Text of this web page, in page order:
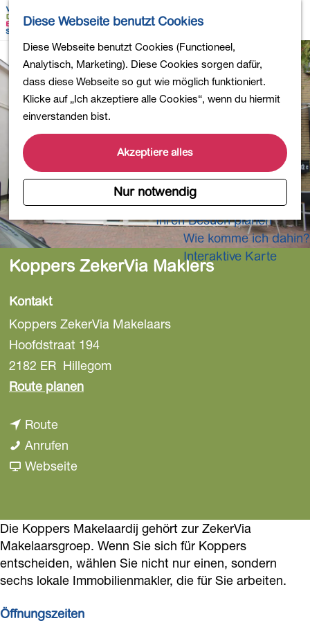
Diese Webseite benutzt Cookies
Diese Webseite benutzt Cookies (Functioneel,
Analytisch, Marketing). Diese Cookies sorgen dafür,
dass diese Webseite so gut wie möglich funktioniert.
Klicke auf „Ich akzeptiere alle Cookies“, wenn du hiermit
einverstanden bist.
Akzeptiere alles
Nur notwendig
e
e
z
u
r
H
K
r
t
e
S
c
h
e
n
e
n
ü
Einkaufen
Essen und Trinken
Kinderaktivitäten
In die Natur
Polder und Seen
Museen und mehr
Aktiv und gesund
4-Tage-Wanderung
Übernachtungen
Ihren Besuch planen
Wie komme ich dahin?
Interaktive Karte
Koppers ZekerVia Maklers
Kontakt
Koppers ZekerVia Makelaars
Hoofdstraat 194
2182 ER Hillegom
Route planenb
e
r
s
e
Routeb
i
s
p
p
e
r
s
Anrufen
o
e
r
s
Z
e
Webseitea
o
p
p
e
r
Die Koppers Makelaardij gehört zur ZekerVia
Makelaarsgroep. Wenn Sie sich für Koppers
entscheiden, wählen Sie nicht nur einen, sondern
sechs lokale Immobilienmakler, die für Sie arbeiten.
Öffnungszeiten